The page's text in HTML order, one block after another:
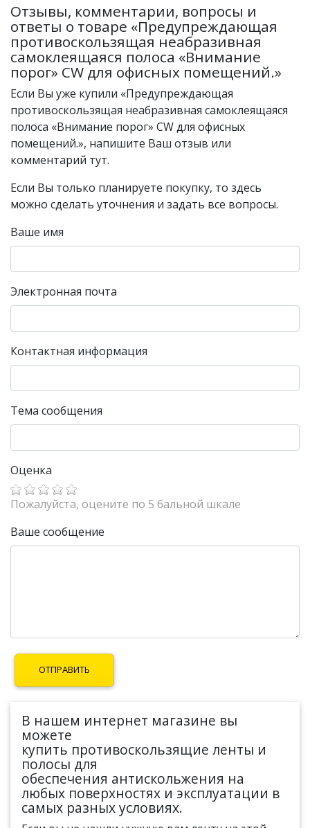
Отзывы, комментарии, вопросы и
ответы о товаре «Предупреждающая
противоскользящая неабразивная
самоклеящаяся полоса «Внимание
порог» CW для офисных помещений.»
Если Вы уже купили «Предупреждающая
противоскользящая неабразивная самоклеящаяся
полоса «Внимание порог» CW для офисных
помещений.», напишите Ваш отзыв или
комментарий тут.
Если Вы только планируете покупку, то здесь
можно сделать уточнения и задать все вопросы.
Ваше имя
Электронная почта
Контактная информация
Тема сообщения
Оценка
Пожалуйста, оцените по 5 бальной шкале
Ваше сообщение
В нашем интернет магазине вы
можете
купить противоскользящие ленты и
полосы для
обеспечения антискольжения на
любых поверхностях и эксплуатации в
самых разных условиях.